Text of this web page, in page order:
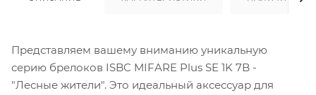
Представляем вашему вниманию уникальную
серию брелоков ISBC MIFARE Plus SE 1K 7B -
"Лесные жители". Это идеальный аксессуар для